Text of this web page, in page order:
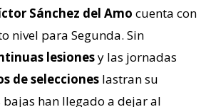
Sánchez del Amo cuenta con
nivel para Segunda. Sin
lesionesy las jornadas
de selecciones lastran su
han llegado a dejar al